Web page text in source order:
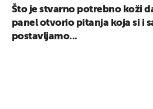
Što je stvarno potrebno koži
panel otvorio pitanja koja si i
postavljamo...